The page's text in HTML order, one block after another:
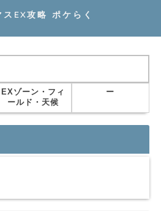
スEX攻略 ポケらく
EXゾーン・フィ
ールド・天候
ー